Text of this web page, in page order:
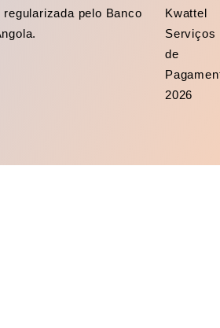
regularizada pelo Banco
Kwattel
Serviços
de
2026